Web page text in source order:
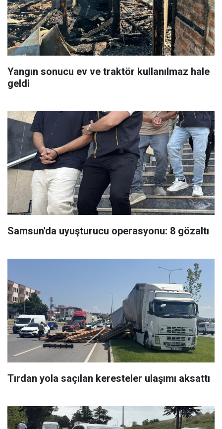
Yangın sonucu ev ve traktör kullanılmaz hale
geldi
Samsun'da uyuşturucu operasyonu: 8 gözaltı
Tırdan yola saçılan keresteler ulaşımı aksattı